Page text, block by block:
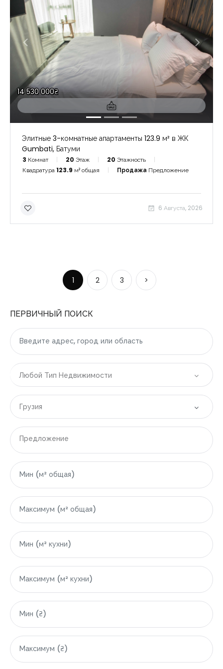
14 530 000₴
Элитные 3-комнатные апартаменты 123.9 м² в ЖК
Gumbati, Батуми
3 Комнат 20 Этаж 20 Этажность
Квадратура123.9 м² общая Продажа Предложение
6 Августа, 2026
1 2 3 >
ПЕРВИЧНЫЙ ПОИСК
Любой Тип Недвижимости
Грузия
|-Болгария
|-Бургасская область
|-Свети-Влас
|-Варна
|-Область Аджарской Автономной Республики
|-Гонио
|-Кобулети
Предложение